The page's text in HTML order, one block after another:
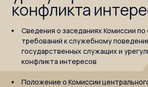
конфликта
Сведения о заседаниях Комиссии
требований к служебному
государственных служащих и
конфликта интересов
Положение о Комиссии